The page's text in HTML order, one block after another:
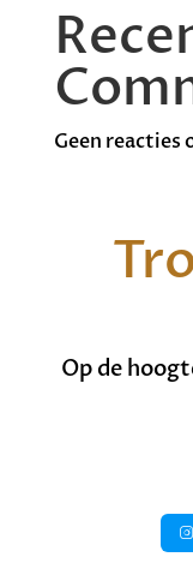
Geen reacties
Op de